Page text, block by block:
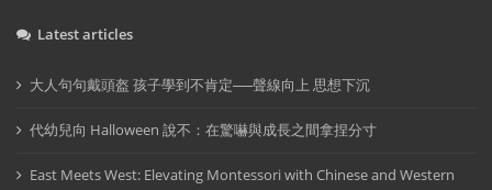
Latest articles
大人句句戴頭盔 孩子學到不肯定──聲線向上 思想下沉
代幼兒向 Halloween 說不：在驚嚇與成長之間拿捏分寸
East Meets West: Elevating Montessori with Chinese and Western